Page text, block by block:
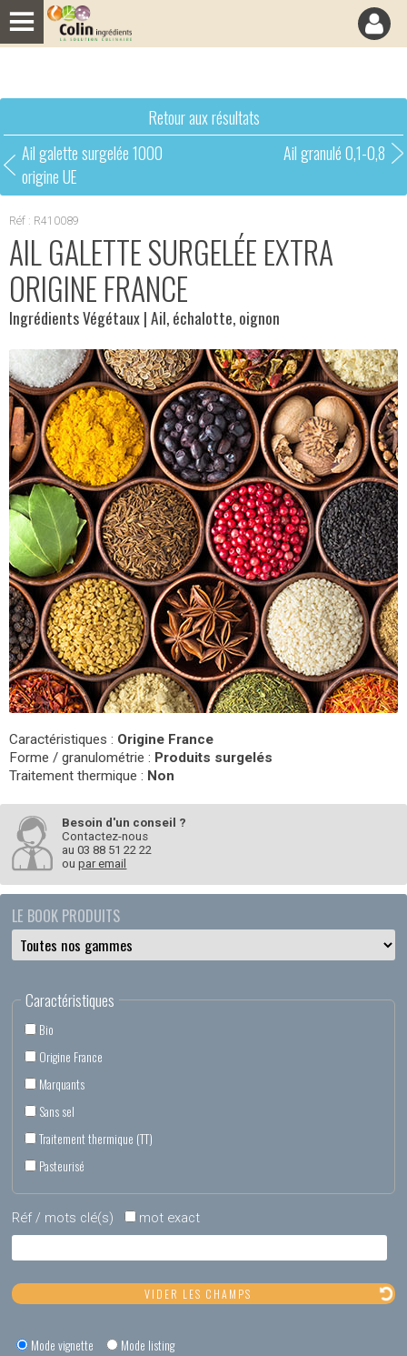
Retour aux résultats
Ail galette surgelée 1000
origine UE
Ail granulé 0,1-0,8
Réf : R410089
AIL GALETTE SURGELÉE EXTRA
ORIGINE FRANCE
Ingrédients Végétaux| Ail, échalotte, oignon
Caractéristiques : Origine France
Forme / granulométrie : Produits surgelés
Traitement thermique : Non
Besoin d'un conseil ?
Contactez-nous
au03 88 51 22 22
oupar email
LE BOOK PRODUITS
Caractéristiques
Bio
Origine France
Marquants
Sans sel
Traitement thermique (TT)
Pasteurisé
Réf / mots clé(s) mot exact
Mode vignette Mode listing
Panneau de gestion des cookies